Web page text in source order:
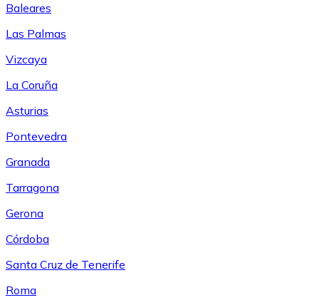
Baleares
Las Palmas
Vizcaya
La Coruña
Asturias
Pontevedra
Granada
Tarragona
Gerona
Córdoba
Santa Cruz de Tenerife
Roma